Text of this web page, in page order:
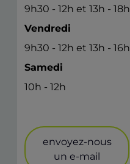
9h30 - 12h et 13h - 18h
Vendredi
9h30 - 12h et 13h - 16h
Samedi
10h - 12h
envoyez-nous
un e-mail